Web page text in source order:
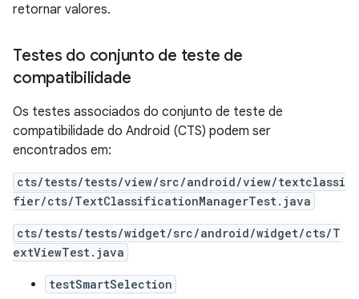
retornar valores.
Testes do conjunto de teste de
compatibilidade
Os testes associados do conjunto de teste de
compatibilidade do Android (CTS) podem ser
encontrados em:
cts/tests/tests/view/src/android/view/textclassi
fier/cts/TextClassificationManagerTest.java
cts/tests/tests/widget/src/android/widget/cts/T
extViewTest.java
testSmartSelection